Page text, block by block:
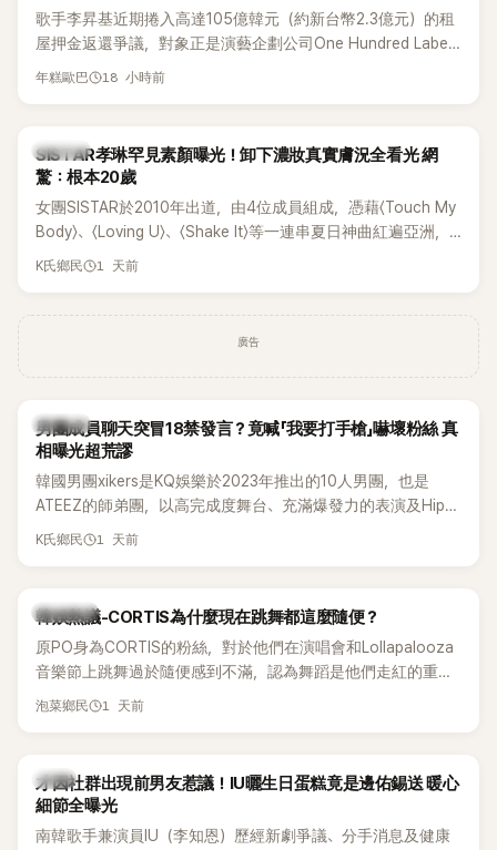
歌手李昇基近期捲入高達105億韓元（約新台幣2.3億元）的租
屋押金返還爭議，對象正是演藝企劃公司One Hundred Label
代表車佳媛(차가원)。如今事件再掀風波，YouTuber李鎮浩公開
年糕歐巴 18 小時前
K-POP
SISTAR孝琳罕見素顏曝光！卸下濃妝真實膚況全看光 網
驚：根本20歲
女團SISTAR於2010年出道，由4位成員組成，憑藉〈Touch My
Body〉、〈Loving U〉、〈Shake It〉等一連串夏日神曲紅遍亞洲，
獲封「夏日女王」。不過，團體在出道滿7年後宣布解散，成員各
K氏鄉民 1 天前
廣告
K-POP
男團成員聊天突冒18禁發言？竟喊「我要打手槍」嚇壞粉絲 真
相曝光超荒謬
韓國男團xikers是KQ娛樂於2023年推出的10人男團，也是
ATEEZ的師弟團，以高完成度舞台、充滿爆發力的表演及Hip-
Hop風格聞名，出道後迅速累積大批海內外粉絲，近年也陸續
K氏鄉民 1 天前
熱議討論
韓娛熱議-CORTIS為什麼現在跳舞都這麼隨便？
原PO身為CORTIS的粉絲，對於他們在演唱會和Lollapalooza
音樂節上跳舞過於隨便感到不滿，認為舞蹈是他們走紅的重要
原因，希望他們能更認真地表演。
泡菜鄉民 1 天前
韓星
才因社群出現前男友惹議！IU曬生日蛋糕竟是邊佑錫送 暖心
細節全曝光
南韓歌手兼演員IU（李知恩）歷經新劇爭議、分手消息及健康